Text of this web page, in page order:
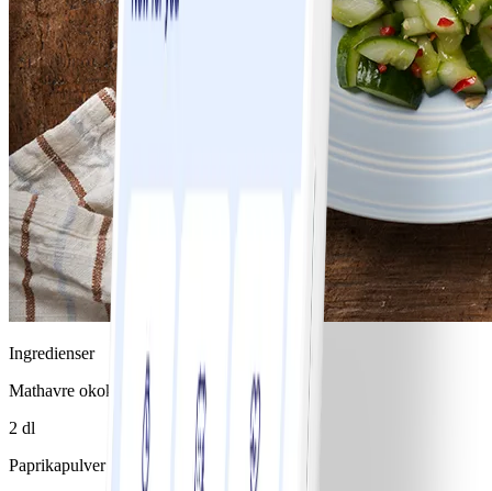
Ingredienser
Mathavre okokt
2 dl
Paprikapulver